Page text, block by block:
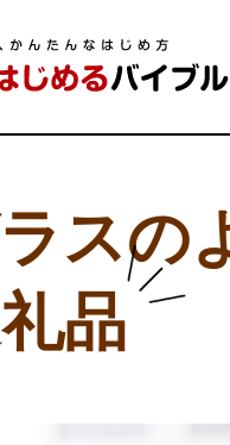
スの
品